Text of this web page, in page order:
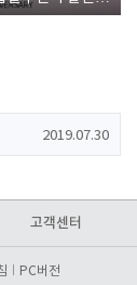
2019.07.30
고객센터
PC버전